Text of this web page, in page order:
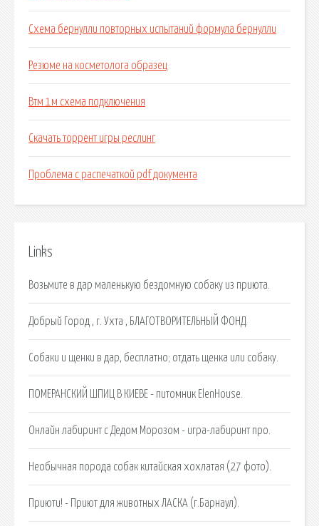
Схема бернулли повторных испытаний формула бернулли
Резюме на косметолога образец
Втм 1м схема подключения
Скачать торрент игры реслинг
Проблема с распечаткой pdf документа
Links
Возьмите в дар маленькую бездомную собаку из приюта.
Добрый Город , г. Ухта , БЛАГОТВОРИТЕЛЬНЫЙ ФОНД.
Собаки и щенки в дар, бесплатно; отдать щенка или собаку.
ПОМЕРАНСКИЙ ШПИЦ В КИЕВЕ - питомник ElenHouse.
Онлайн лабиринт с Дедом Морозом - игра-лабиринт про.
Необычная порода собак китайская хохлатая (27 фото).
Приюти! - Приют для животных ЛАСКА (г.Барнаул).